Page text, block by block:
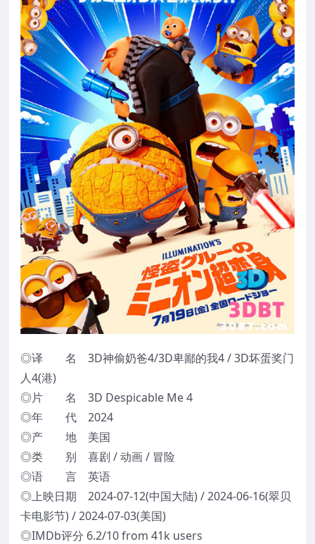
◎译 名 3D神偷奶爸4/3D卑鄙的我4 / 3D坏蛋奖门
人4(港)
◎片 名 3D Despicable Me 4
◎年 代 2024
◎产 地 美国
◎类 别 喜剧 / 动画 / 冒险
◎语 言 英语
◎上映日期 2024-07-12(中国大陆) / 2024-06-16(翠贝
卡电影节) / 2024-07-03(美国)
◎IMDb评分 6.2/10 from 41k users